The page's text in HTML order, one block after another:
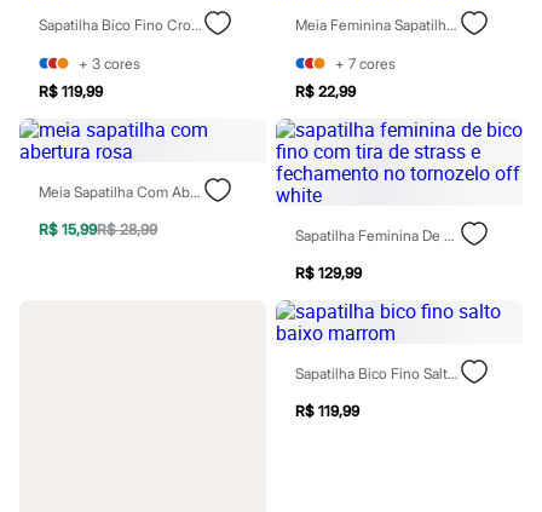
Vestidos
Em alta
Dia dos Pais
Novidades
Roupas
Camisas
Calças
Camisetas e Regatas
Sapatilha Bico Fino Croco Preta
+ 3 cores
R$ 119,99
Meia Feminina Sapatilha Com Antiderrapante Rosa
+ 7 cores
R$ 22,99
Meia Sapatilha Com Abertura Rosa
R$ 15,99R$ 28,99 Sapatilha Feminina De Bico Fino Com Tira De Strass E Fechamento No Tornozelo Off White
R$ 129,99
Sapatilha Bico Fino Salto Baixo Marrom
R$ 119,99